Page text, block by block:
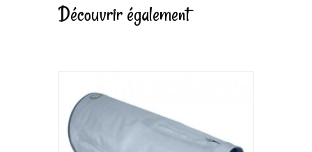
Découvrir également